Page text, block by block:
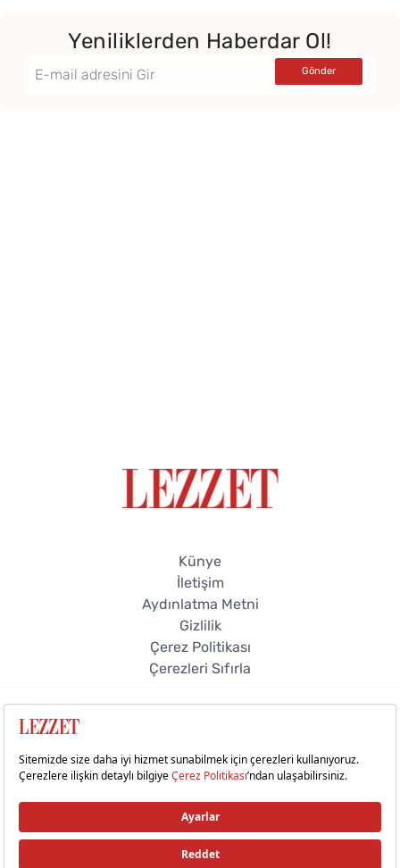
Yeniliklerden Haberdar Ol!
Künye
İletişim
Aydınlatma Metni
Gizlilik
Çerez Politikası
Çerezleri Sıfırla
© 2026 Lezzet Online. Tüm hakları saklıdır.